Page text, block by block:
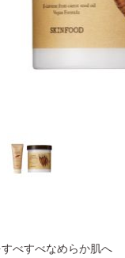
べすべなめらか肌へ